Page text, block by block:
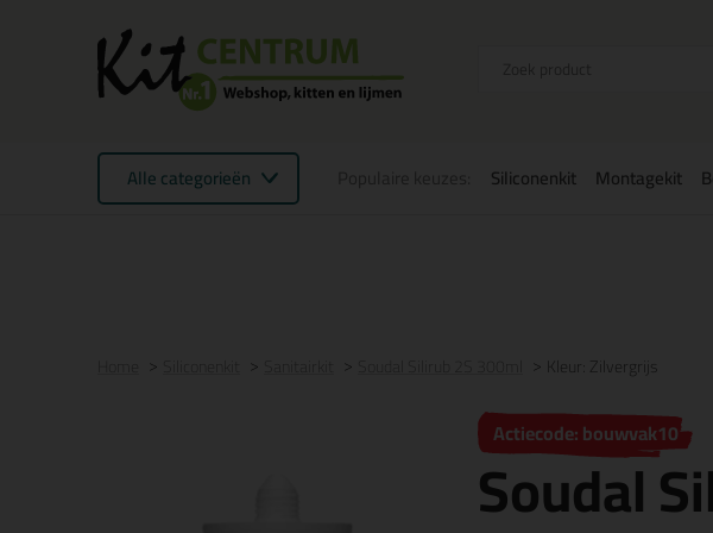
Alle categorieën Siliconenkit Montagekit
Kleur: Zilvergrijs
Actiecode: bouwvak10
Soudal